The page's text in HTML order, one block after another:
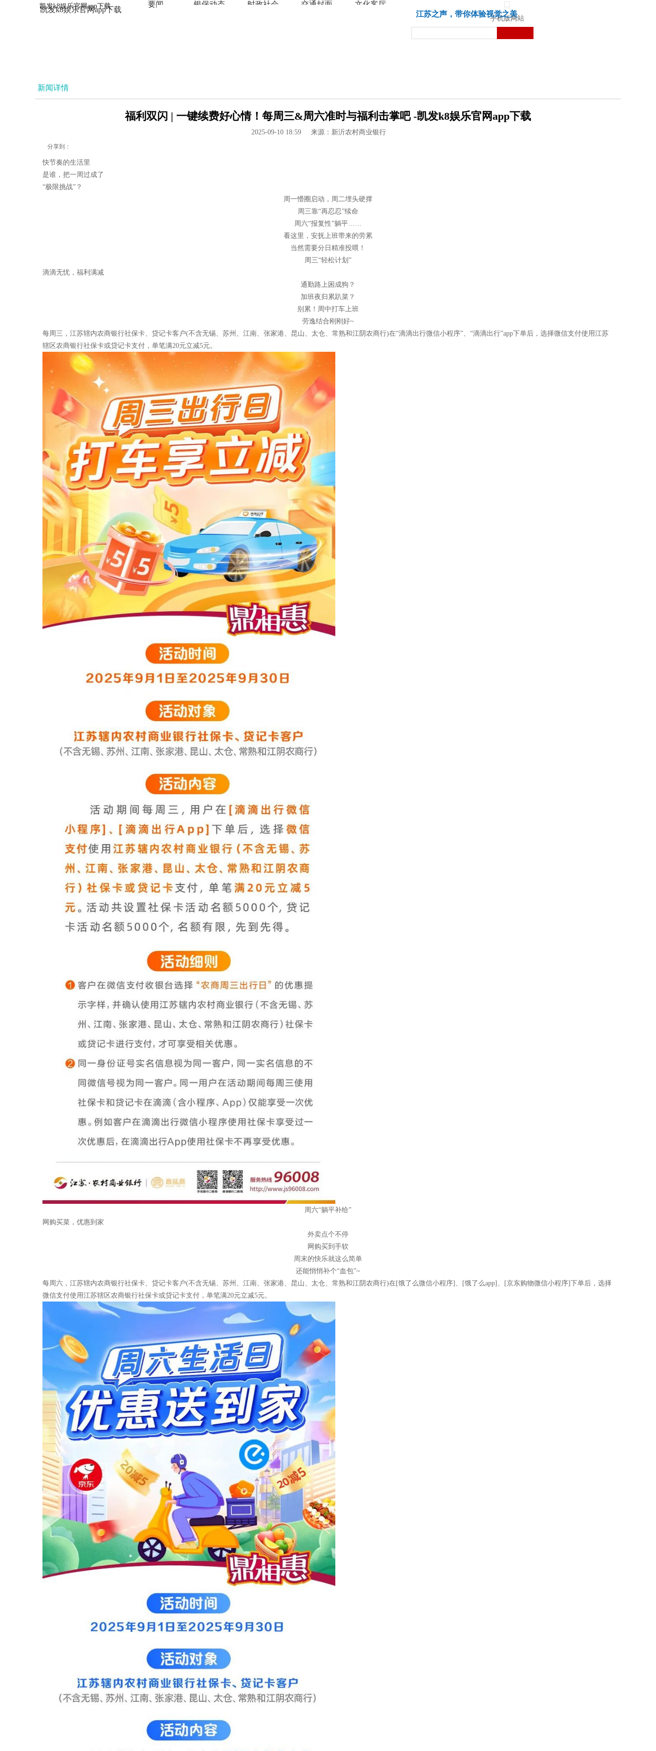
凯发k8娱乐官网app下载
凯发k8娱乐官网app下载
要闻 银保动态 时政社会 交通封面 文化客厅
手机版网站
江苏之声，带你体验视觉之美
新闻详情
福利双闪 | 一键续费好心情！每周三&周六准时与福利击掌吧 -凯发k8娱乐官网app下载
2025-09-10 18:59 来源：新沂农村商业银行
分享到：
快节奏的生活里
是谁，把一周过成了
“极限挑战”？
周一懵圈启动，周二埋头硬撑
周三靠“再忍忍”续命
周六“报复性”躺平……
看这里，安抚上班带来的劳累
当然需要分日精准投喂！
周三“轻松计划”
滴滴无忧，福利满减
通勤路上困成狗？
加班夜归累趴菜？
别累！周中打车上班
劳逸结合刚刚好~
每周三，江苏辖内农商银行社保卡、贷记卡客户(不含无锡、苏州、江南、张家港、昆山、太仓、常熟和江阴农商行)在“滴滴出行微信小程序”、“滴滴出行”app下单后，选择微信支付使用江苏
辖区农商银行社保卡或贷记卡支付，单笔满20元立减5元。
周六“躺平补给”
网购买菜，优惠到家
外卖点个不停
网购买到手软
周末的快乐就这么简单
还能悄悄补个“血包”~
每周六，江苏辖内农商银行社保卡、贷记卡客户(不含无锡、苏州、江南、张家港、昆山、太仓、常熟和江阴农商行)在[饿了么微信小程序]、[饿了么app]、[京东购物微信小程序]下单后，选择
微信支付使用江苏辖区农商银行社保卡或贷记卡支付，单笔满20元立减5元。